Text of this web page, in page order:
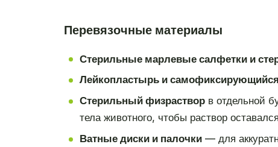
Перевязочные материалы
Стерильные марлевые салфетки и
Лейкопластырь и
Стерильный физрастворв отдельной
тела животного, чтобы раствор
Ватные диски и палочки— для